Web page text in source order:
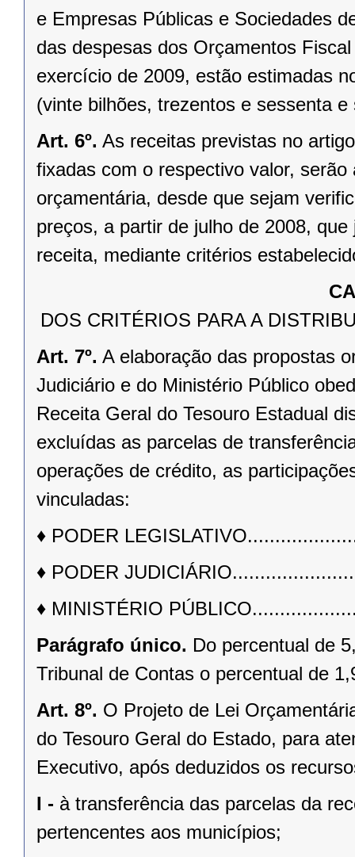
e Empresas Públicas e Sociedades
das despesas dos Orçamentos
exercício de 2009, estão estimadas
(vinte bilhões, trezentos e sessenta
Art. 6º. As receitas previstas no
fixadas com o respectivo valor,
orçamentária, desde que sejam
preços, a partir de julho de 2008,
receita, mediante critérios
DOS CRITÉRIOS PARA A
Art. 7º. A elaboração das propostas
Judiciário e do Ministério Público
Receita Geral do Tesouro Estadual
excluídas as parcelas de
operações de crédito, as
vinculadas:
♦ PODER
♦ PODER
♦ MINISTÉRIO
Parágrafo único. Do percentual de
Tribunal de Contas o percentual de
Art. 8º. O Projeto de Lei
do Tesouro Geral do Estado, para
Executivo, após deduzidos os
I - à transferência das parcelas da
pertencentes aos municípios;